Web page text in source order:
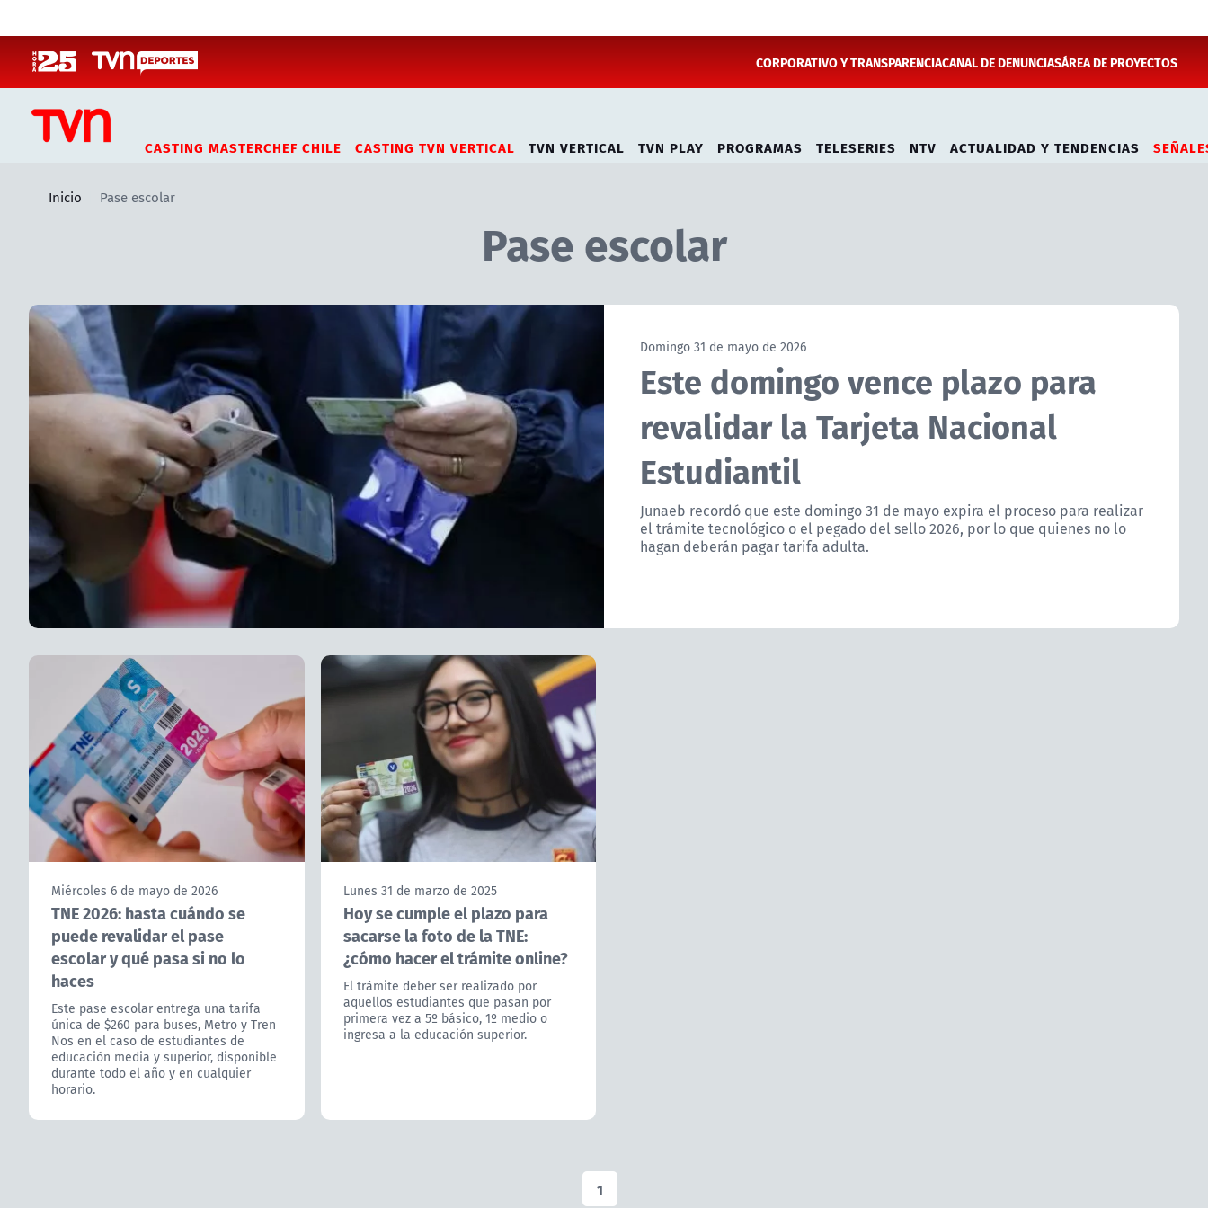
CORPORATIVO Y TRANSPARENCIACANAL DE DENUNCIASÁREA DE PROYECTOS
CASTING MASTERCHEF CHILE CASTING TVN VERTICAL TVN VERTICAL TVN PLAY PROGRAMAS TELESERIES NTV ACTUALIDAD Y TENDENCIAS
Inicio Pase escolar
Pase escolar
Artículos relacionados con Pase escolar
Domingo 31 de mayo de 2026
Este domingo vence plazo para
revalidar la Tarjeta Nacional
Estudiantil
Junaeb recordó que este domingo 31 de mayo expira el proceso para realizar
el trámite tecnológico o el pegado del sello 2026, por lo que quienes no lo
hagan deberán pagar tarifa adulta.
Miércoles 6 de mayo de 2026
TNE 2026: hasta cuándo se
puede revalidar el pase
escolar y qué pasa si no lo
haces
Este pase escolar entrega una tarifa
única de $260 para buses, Metro y Tren
Nos en el caso de estudiantes de
educación media y superior, disponible
durante todo el año y en cualquier
horario.
Lunes 31 de marzo de 2025
Hoy se cumple el plazo para
sacarse la foto de la TNE:
¿cómo hacer el trámite online?
El trámite deber ser realizado por
aquellos estudiantes que pasan por
primera vez a 5º básico, 1º medio o
ingresa a la educación superior.
1